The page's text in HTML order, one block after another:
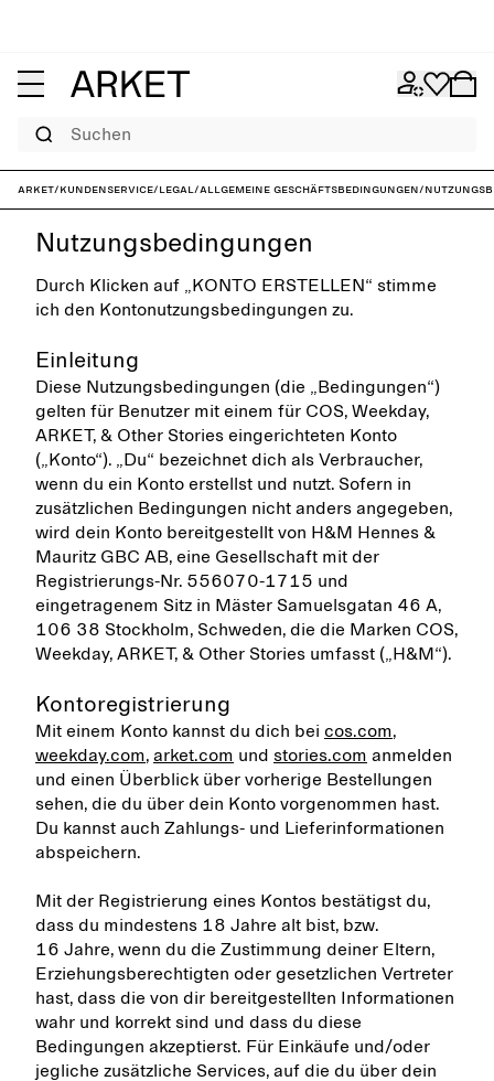
Suchen
ARKET/Kundenservice/Legal/Allgemeine Geschäftsbedingungen/
Nutzungsbedingungen
Durch Klicken auf „KONTO ERSTELLEN“ stimme
ich den Kontonutzungsbedingungen zu.
Einleitung
Diese Nutzungsbedingungen (die „Bedingungen“)
gelten für Benutzer mit einem für COS, Weekday,
ARKET, & Other Stories eingerichteten Konto
(„Konto“). „Du“ bezeichnet dich als Verbraucher,
wenn du ein Konto erstellst und nutzt. Sofern in
zusätzlichen Bedingungen nicht anders angegeben,
wird dein Konto bereitgestellt von H&M Hennes &
Mauritz GBC AB, eine Gesellschaft mit der
Registrierungs-Nr. 556070-1715 und
eingetragenem Sitz in Mäster Samuelsgatan 46 A,
106 38 Stockholm, Schweden, die die Marken COS,
Weekday, ARKET, & Other Stories umfasst („H&M“).
Kontoregistrierung
Mit einem Konto kannst du dich bei cos.com,
weekday.com, arket.com und stories.com anmelden
und einen Überblick über vorherige Bestellungen
sehen, die du über dein Konto vorgenommen hast.
Du kannst auch Zahlungs- und Lieferinformationen
abspeichern.
Mit der Registrierung eines Kontos bestätigst du,
dass du mindestens 18 Jahre alt bist, bzw.
16 Jahre, wenn du die Zustimmung deiner Eltern,
Erziehungsberechtigten oder gesetzlichen Vertreter
hast, dass die von dir bereitgestellten Informationen
wahr und korrekt sind und dass du diese
Bedingungen akzeptierst. Für Einkäufe und/oder
jegliche zusätzliche Services, auf die du über dein